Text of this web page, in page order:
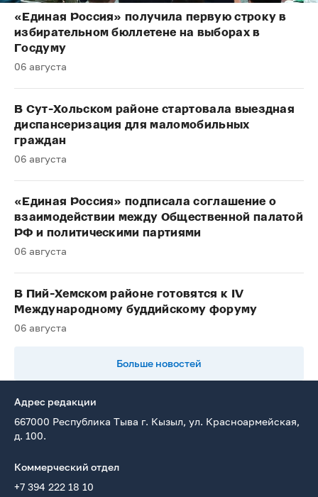
«Единая Россия» получила первую строку в
избирательном бюллетене на выборах в
Госдуму
06 августа
В Сут-Хольском районе стартовала выездная
диспансеризация для маломобильных
граждан
06 августа
«Единая Россия» подписала соглашение о
взаимодействии между Общественной палатой
РФ и политическими партиями
06 августа
В Пий-Хемском районе готовятся к IV
Международному буддийскому форуму
06 августа
Больше новостей
Адрес редакции
667000 Республика Тыва г. Кызыл, ул. Красноармейская,
д. 100.
Коммерческий отдел
+7 394 222 18 10